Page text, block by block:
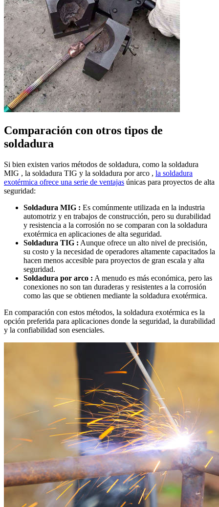
Comparación con otros tipos de
soldadura
Si bien existen varios métodos de soldadura, como la soldadura
MIG , la soldadura TIG y la soldadura por arco , la soldadura
exotérmica ofrece una serie de ventajas únicas para proyectos de alta
seguridad:
Soldadura MIG : Es comúnmente utilizada en la industria
automotriz y en trabajos de construcción, pero su durabilidad
y resistencia a la corrosión no se comparan con la soldadura
exotérmica en aplicaciones de alta seguridad.
Soldadura TIG : Aunque ofrece un alto nivel de precisión,
su costo y la necesidad de operadores altamente capacitados la
hacen menos accesible para proyectos de gran escala y alta
seguridad.
Soldadura por arco : A menudo es más económica, pero las
conexiones no son tan duraderas y resistentes a la corrosión
como las que se obtienen mediante la soldadura exotérmica.
En comparación con estos métodos, la soldadura exotérmica es la
opción preferida para aplicaciones donde la seguridad, la durabilidad
y la confiabilidad son esenciales.